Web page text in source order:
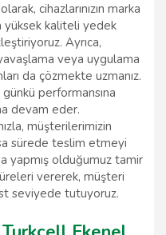
cihazlarınızın marka
yüksek kaliteli yedek
Ayrıca,
veya uygulama
da çözmekte uzmanız.
performansına
devam eder.
müşterilerimizin
sürede teslim etmeyi
yapmış olduğumuz tamir
vererek, müşteri
seviyede tutuyoruz.